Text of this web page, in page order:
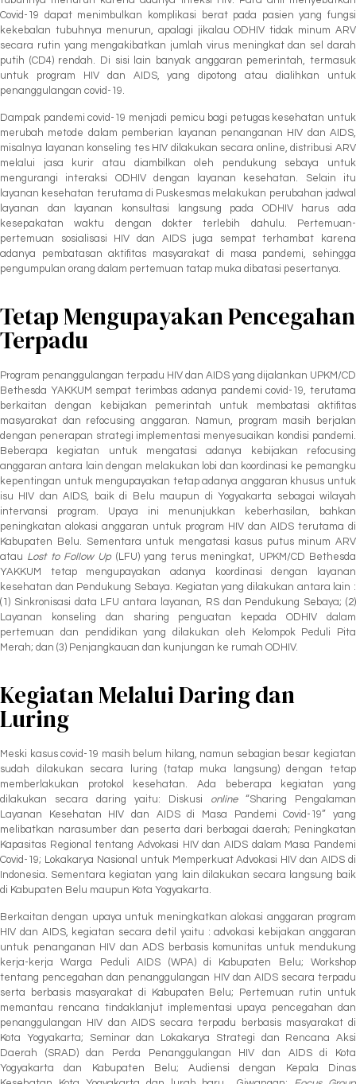
Covid-19 dapat menimbulkan komplikasi berat pada pasien yang fungsi
kekebalan tubuhnya menurun, apalagi jikalau ODHIV tidak minum ARV
secara rutin yang mengakibatkan jumlah virus meningkat dan sel darah
putih (CD4) rendah. Di sisi lain banyak anggaran pemerintah, termasuk
untuk program HIV dan AIDS, yang dipotong atau dialihkan untuk
penanggulangan covid-19.
Dampak pandemi covid-19 menjadi pemicu bagi petugas kesehatan untuk
merubah metode dalam pemberian layanan penanganan HIV dan AIDS,
misalnya layanan konseling tes HIV dilakukan secara online, distribusi ARV
melalui jasa kurir atau diambilkan oleh pendukung sebaya untuk
mengurangi interaksi ODHIV dengan layanan kesehatan. Selain itu
layanan kesehatan terutama di Puskesmas melakukan perubahan jadwal
layanan dan layanan konsultasi langsung pada ODHIV harus ada
kesepakatan waktu dengan dokter terlebih dahulu. Pertemuan-
pertemuan sosialisasi HIV dan AIDS juga sempat terhambat karena
adanya pembatasan aktifitas masyarakat di masa pandemi, sehingga
pengumpulan orang dalam pertemuan tatap muka dibatasi pesertanya.
Tetap Mengupayakan Pencegahan
Terpadu
Program penanggulangan terpadu HIV dan AIDS yang dijalankan UPKM/CD
Bethesda YAKKUM sempat terimbas adanya pandemi covid-19, terutama
berkaitan dengan kebijakan pemerintah untuk membatasi aktifitas
masyarakat dan refocusing anggaran. Namun, program masih berjalan
dengan penerapan strategi implementasi menyesuaikan kondisi pandemi.
Beberapa kegiatan untuk mengatasi adanya kebijakan refocusing
anggaran antara lain dengan melakukan lobi dan koordinasi ke pemangku
kepentingan untuk mengupayakan tetap adanya anggaran khusus untuk
isu HIV dan AIDS, baik di Belu maupun di Yogyakarta sebagai wilayah
intervansi program. Upaya ini menunjukkan keberhasilan, bahkan
peningkatan alokasi anggaran untuk program HIV dan AIDS terutama di
Kabupaten Belu. Sementara untuk mengatasi kasus putus minum ARV
atau Lost to Follow Up(LFU) yang terus meningkat, UPKM/CD Bethesda
YAKKUM tetap mengupayakan adanya koordinasi dengan layanan
kesehatan dan Pendukung Sebaya. Kegiatan yang dilakukan antara lain :
(1) Sinkronisasi data LFU antara layanan, RS dan Pendukung Sebaya; (2)
Layanan konseling dan sharing penguatan kepada ODHIV dalam
pertemuan dan pendidikan yang dilakukan oleh Kelompok Peduli Pita
Merah; dan (3) Penjangkauan dan kunjungan ke rumah ODHIV.
Kegiatan Melalui Daring dan
Luring
Meski kasus covid-19 masih belum hilang, namun sebagian besar kegiatan
sudah dilakukan secara luring (tatap muka langsung) dengan tetap
memberlakukan protokol kesehatan. Ada beberapa kegiatan yang
dilakukan secara daring yaitu: Diskusi online“Sharing Pengalaman
Layanan Kesehatan HIV dan AIDS di Masa Pandemi Covid-19” yang
melibatkan narasumber dan peserta dari berbagai daerah; Peningkatan
Kapasitas Regional tentang Advokasi HIV dan AIDS dalam Masa Pandemi
Covid-19; Lokakarya Nasional untuk Memperkuat Advokasi HIV dan AIDS di
Indonesia. Sementara kegiatan yang lain dilakukan secara langsung baik
di Kabupaten Belu maupun Kota Yogyakarta.
Berkaitan dengan upaya untuk meningkatkan alokasi anggaran program
HIV dan AIDS, kegiatan secara detil yaitu : advokasi kebijakan anggaran
untuk penanganan HIV dan ADS berbasis komunitas untuk mendukung
kerja-kerja Warga Peduli AIDS (WPA) di Kabupaten Belu; Workshop
tentang pencegahan dan penanggulangan HIV dan AIDS secara terpadu
serta berbasis masyarakat di Kabupaten Belu; Pertemuan rutin untuk
memantau rencana tindaklanjut implementasi upaya pencegahan dan
penanggulangan HIV dan AIDS secara terpadu berbasis masyarakat di
Kota Yogyakarta; Seminar dan Lokakarya Strategi dan Rencana Aksi
Daerah (SRAD) dan Perda Penanggulangan HIV dan AIDS di Kota
Yogyakarta dan Kabupaten Belu; Audiensi dengan Kepala Dinas